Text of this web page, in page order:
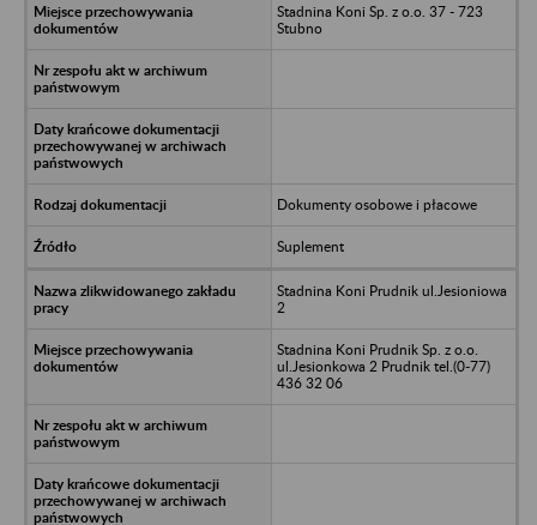
Stadnina Koni Sp. z o.o. 37 - 723
Stubno
Dokumenty osobowe i płacowe
Suplement
Stadnina Koni Prudnik ul.Jesioniowa
2
Stadnina Koni Prudnik Sp. z o.o.
ul.Jesionkowa 2 Prudnik tel.(0-77)
436 32 06